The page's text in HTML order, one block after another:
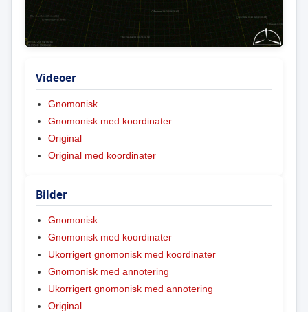
Videoer
Gnomonisk
Gnomonisk med koordinater
Original
Original med koordinater
Bilder
Gnomonisk
Gnomonisk med koordinater
Ukorrigert gnomonisk med koordinater
Gnomonisk med annotering
Ukorrigert gnomonisk med annotering
Original